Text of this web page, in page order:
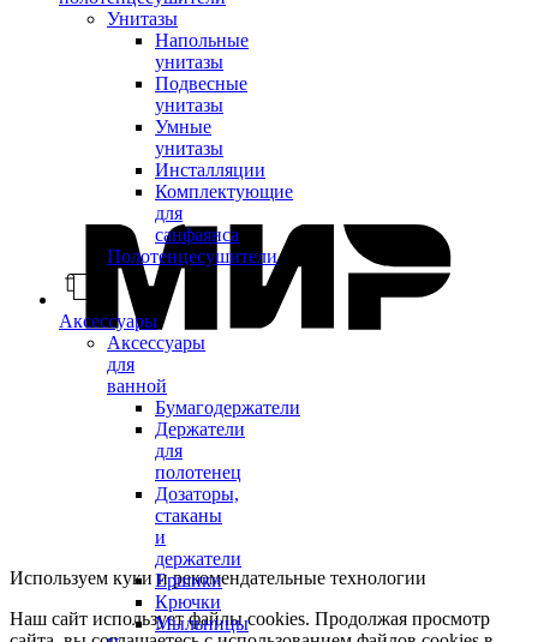
Унитазы
Напольные
унитазы
Подвесные
унитазы
Умные
унитазы
Инсталляции
Комплектующие
для
санфаянса
Полотенцесушители
Аксессуары
Аксессуары
для
ванной
Бумагодержатели
Держатели
для
полотенец
Дозаторы,
стаканы
и
держатели
Ершики
Крючки
Мыльницы
Используем куки и рекомендательные технологии
Наш сайт использует файлы cookies. Продолжая просмотр